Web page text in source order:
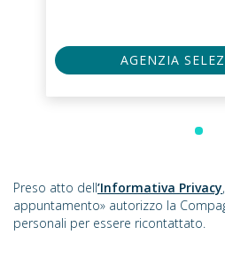
AGENZIA
Preso atto dell’Informativa Privacy
appuntamento» autorizzo la
personali per essere ricontattato.